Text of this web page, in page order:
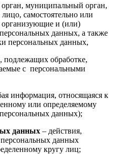
орган, муниципальный орган,
самостоятельно или
организующие и (или)
данных, а также
персональных данных,
подлежащих обработке,
с персональными
информация, относящаяся к
или определяемому
данных);
данных – действия,
данных
кругу лиц;